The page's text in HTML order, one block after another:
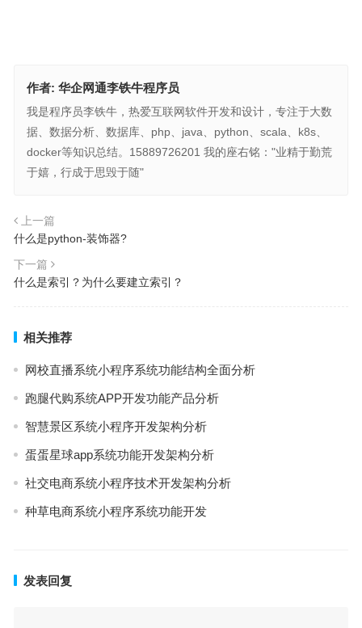
作者: 华企网通李铁牛程序员
我是程序员李铁牛，热爱互联网软件开发和设计，专注于大数
据、数据分析、数据库、php、java、python、scala、k8s、
docker等知识总结。15889726201 我的座右铭："业精于勤荒
于嬉，行成于思毁于随"
上一篇
什么是python-装饰器?
下一篇
什么是索引？为什么要建立索引？
相关推荐
网校直播系统小程序系统功能结构全面分析
跑腿代购系统APP开发功能产品分析
智慧景区系统小程序开发架构分析
蛋蛋星球app系统功能开发架构分析
社交电商系统小程序技术开发架构分析
种草电商系统小程序系统功能开发
发表回复